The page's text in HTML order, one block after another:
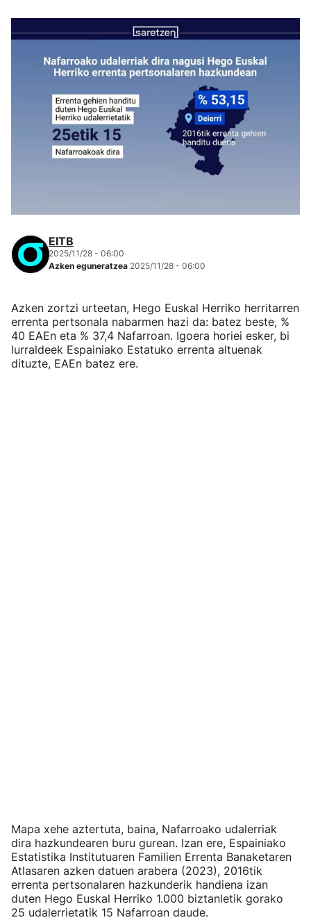
EITB
2025/11/28 - 06:00
Azken eguneratzea 2025/11/28 - 06:00
Azken zortzi urteetan, Hego Euskal Herriko herritarren
errenta pertsonala nabarmen hazi da: batez beste, %
40 EAEn eta % 37,4 Nafarroan. Igoera horiei esker, bi
lurraldeek Espainiako Estatuko errenta altuenak
dituzte, EAEn batez ere.
Mapa xehe aztertuta, baina, Nafarroako udalerriak
dira hazkundearen buru gurean. Izan ere, Espainiako
Estatistika Institutuaren Familien Errenta Banaketaren
Atlasaren azken datuen arabera (2023), 2016tik
errenta pertsonalaren hazkunderik handiena izan
duten Hego Euskal Herriko 1.000 biztanletik gorako
25 udalerrietatik 15 Nafarroan daude.